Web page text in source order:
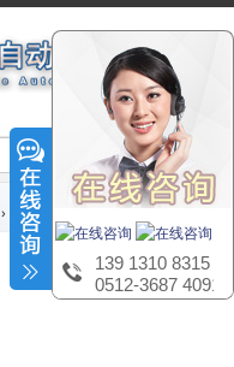
› Osmart NSC系列-塑壳断路器
139 1310 8315
0512-3687 4091